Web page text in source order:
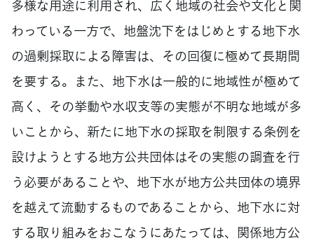
多様な用途に利用され、広く地域の社会や文化と関
わっている一方で、地盤沈下をはじめとする地下水
の過剰採取による障害は、その回復に極めて長期間
を要する。また、地下水は一般的に地域性が極めて
高く、その挙動や水収支等の実態が不明な地域が多
いことから、新たに地下水の採取を制限する条例を
設けようとする地方公共団体はその実態の調査を行
う必要があることや、地下水が地方公共団体の境界
を越えて流動するものであることから、地下水に対
する取り組みをおこなうにあたっては、関係地方公